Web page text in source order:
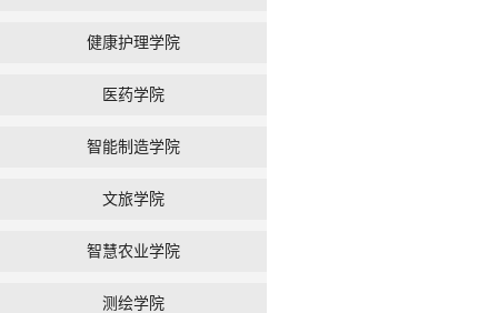
健康护理学院
医药学院
智能制造学院
文旅学院
智慧农业学院
测绘学院